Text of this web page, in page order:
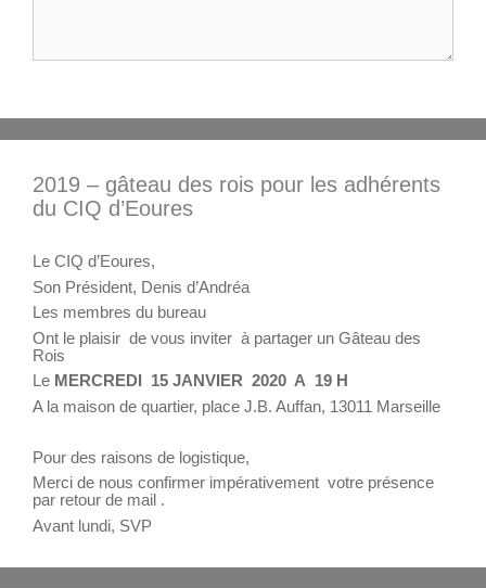
2019 – gâteau des rois pour les adhérents
du CIQ d’Eoures
Le CIQ d’Eoures,
Son Président, Denis d’Andréa
Les membres du bureau
Ont le plaisir de vous inviter à partager un Gâteau des
Rois
Le MERCREDI 15 JANVIER 2020 A 19 H
A la maison de quartier, place J.B. Auffan, 13011 Marseille
Pour des raisons de logistique,
Merci de nous confirmer impérativement votre présence
par retour de mail .
Avant lundi, SVP